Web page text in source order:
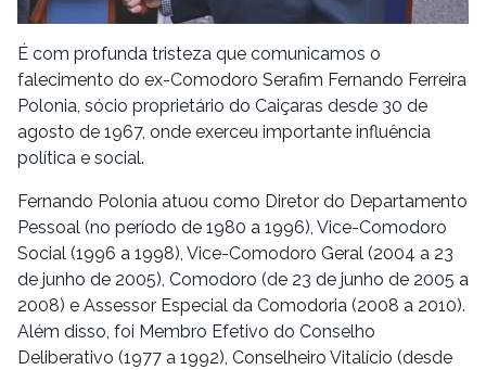
É com profunda tristeza que comunicamos o
falecimento do ex-Comodoro Serafim Fernando Ferreira
Polonia, sócio proprietário do Caiçaras desde 30 de
agosto de 1967, onde exerceu importante influência
política e social.
Fernando Polonia atuou como Diretor do Departamento
Pessoal (no período de 1980 a 1996), Vice-Comodoro
Social (1996 a 1998), Vice-Comodoro Geral (2004 a 23
de junho de 2005), Comodoro (de 23 de junho de 2005 a
2008) e Assessor Especial da Comodoria (2008 a 2010).
Além disso, foi Membro Efetivo do Conselho
Deliberativo (1977 a 1992), Conselheiro Vitalício (desde